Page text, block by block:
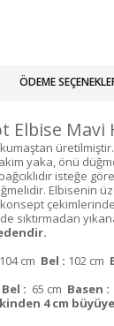
ÖDEME
Elbise
üretilmiştir.
yaka, önü
isteğe
Elbisenin
sıktırmadan
cm Bel : 102 cm
Bel : 65 cm Basen :
4 cm